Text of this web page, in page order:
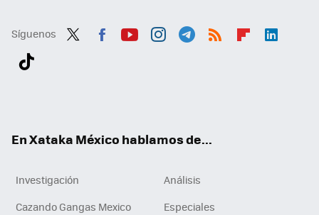
Síguenos
En Xataka México hablamos de...
Investigación
Análisis
Cazando Gangas Mexico
Especiales